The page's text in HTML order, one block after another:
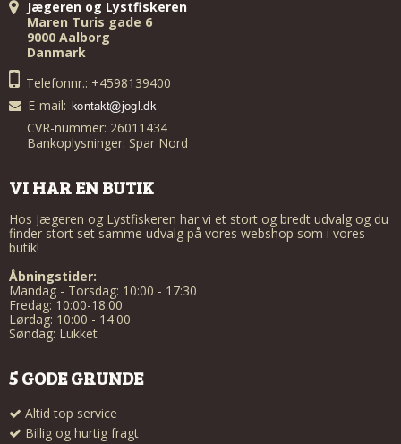
Jægeren og Lystfiskeren
Maren Turis gade 6
9000 Aalborg
Danmark
Telefonnr.: +4598139400
E-mail:
CVR-nummer: 26011434
Bankoplysninger: Spar Nord
VI HAR EN BUTIK
Hos Jægeren og Lystfiskeren har vi et stort og bredt udvalg og du
finder stort set samme udvalg på vores webshop som i vores
butik!
Åbningstider:
Mandag - Torsdag: 10:00 - 17:30
Fredag: 10:00-18:00
Lørdag: 10:00 - 14:00
Søndag: Lukket
5 GODE GRUNDE
Altid top service
Billig og hurtig fragt